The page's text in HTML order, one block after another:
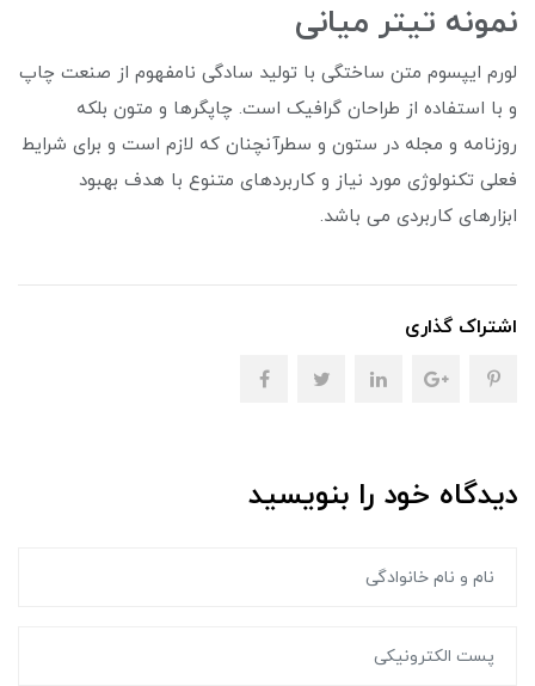
نمونه تیتر میانی
لورم ایپسوم متن ساختگی با تولید سادگی نامفهوم از صنعت چاپ
و با استفاده از طراحان گرافیک است. چاپگرها و متون بلکه
روزنامه و مجله در ستون و سطرآنچنان که لازم است و برای شرایط
فعلی تکنولوژی مورد نیاز و کاربردهای متنوع با هدف بهبود
ابزارهای کاربردی می باشد.
اشتراک گذاری
دیدگاه خود را بنویسید